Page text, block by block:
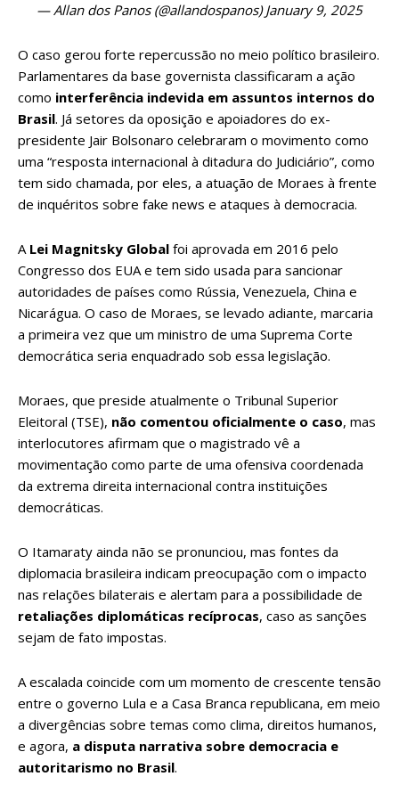
— Allan dos Panos (@allandospanos)January 9, 2025
O caso gerou forte repercussão no meio político brasileiro.
Parlamentares da base governista classificaram a ação
como interferência indevida em assuntos internos do
Brasil. Já setores da oposição e apoiadores do ex-
presidente Jair Bolsonaro celebraram o movimento como
uma “resposta internacional à ditadura do Judiciário”, como
tem sido chamada, por eles, a atuação de Moraes à frente
de inquéritos sobre fake news e ataques à democracia.
A Lei Magnitsky Global foi aprovada em 2016 pelo
Congresso dos EUA e tem sido usada para sancionar
autoridades de países como Rússia, Venezuela, China e
Nicarágua. O caso de Moraes, se levado adiante, marcaria
a primeira vez que um ministro de uma Suprema Corte
democrática seria enquadrado sob essa legislação.
Moraes, que preside atualmente o Tribunal Superior
Eleitoral (TSE), não comentou oficialmente o caso, mas
interlocutores afirmam que o magistrado vê a
movimentação como parte de uma ofensiva coordenada
da extrema direita internacional contra instituições
democráticas.
O Itamaraty ainda não se pronunciou, mas fontes da
diplomacia brasileira indicam preocupação com o impacto
nas relações bilaterais e alertam para a possibilidade de
retaliações diplomáticas recíprocas, caso as sanções
sejam de fato impostas.
A escalada coincide com um momento de crescente tensão
entre o governo Lula e a Casa Branca republicana, em meio
a divergências sobre temas como clima, direitos humanos,
e agora, a disputa narrativa sobre democracia e
autoritarismo no Brasil.